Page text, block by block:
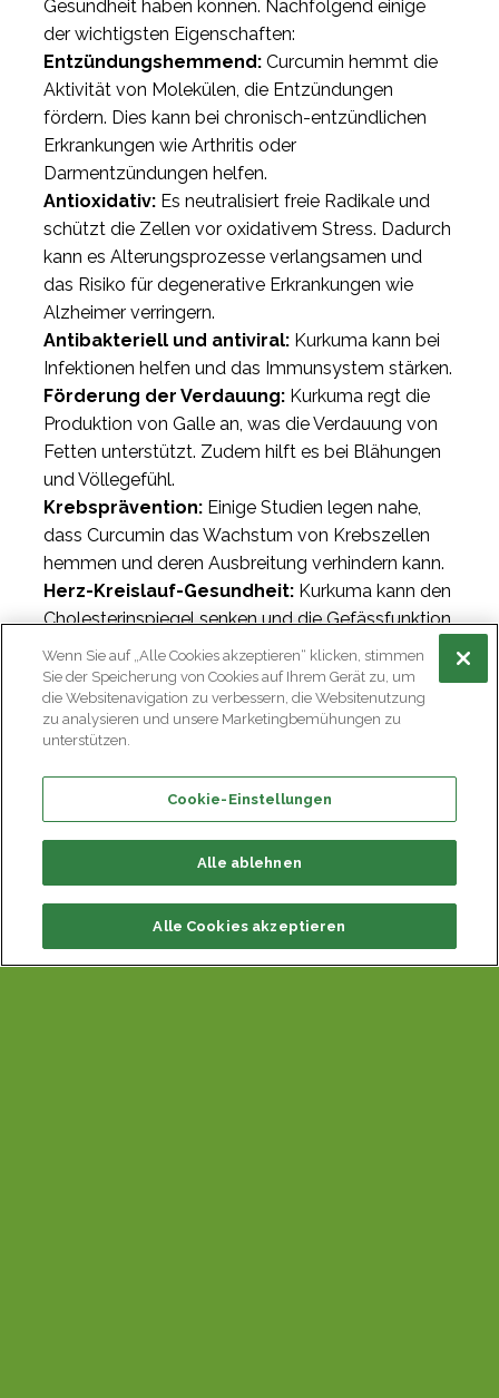
Gesundheit haben können. Nachfolgend einige
der wichtigsten Eigenschaften:
Entzündungshemmend: Curcumin hemmt die
Aktivität von Molekülen, die Entzündungen
fördern. Dies kann bei chronisch-entzündlichen
Erkrankungen wie Arthritis oder
Darmentzündungen helfen.
Antioxidativ: Es neutralisiert freie Radikale und
schützt die Zellen vor oxidativem Stress. Dadurch
kann es Alterungsprozesse verlangsamen und
das Risiko für degenerative Erkrankungen wie
Alzheimer verringern.
Antibakteriell und antiviral: Kurkuma kann bei
Infektionen helfen und das Immunsystem stärken.
Förderung der Verdauung: Kurkuma regt die
Produktion von Galle an, was die Verdauung von
Fetten unterstützt. Zudem hilft es bei Blähungen
und Völlegefühl.
Krebsprävention: Einige Studien legen nahe,
dass Curcumin das Wachstum von Krebszellen
hemmen und deren Ausbreitung verhindern kann.
Herz-Kreislauf-Gesundheit: Kurkuma kann den
Cholesterinspiegel senken und die Gefässfunktion
verbessern, was das Risiko von Herzerkrankungen
reduziert.
Wenn Sie auf „Alle Cookies akzeptieren“ klicken, stimmen
Sie der Speicherung von Cookies auf Ihrem Gerät zu, um
die Websitenavigation zu verbessern, die Websitenutzung
zu analysieren und unsere Marketingbemühungen zu
unterstützen.
Cookie-Einstellungen
Alle ablehnen
Alle Cookies akzeptieren